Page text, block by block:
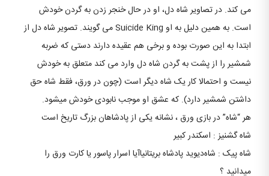
می کند. در تصاویر شاه دل، او در حال خنجر زدن به گردن خودش
است. به همین دلیل به او Suicide King می گویند. تصویر شاه دل از
ابتدا به این صورت بوده و برخی هم عقیده دارند دستی که ضربه
شمشیر را از پشت به گردن شاه دل وارد می کند متعلق به خودش
نیست و احتمالا کار یک شاه دیگر است (چون در ورق، فقط شاه حق
داشتن شمشیر دارد). که عشق او موجب نابودی خودش میشود.
هر “شاه” در بازی ورق ، نشانه یکی از پادشاهان بزرگ تاریخ است
شاه گشنیز : اسکندر کبیر
شاه پیک : شاه‌دیوید پادشاه بریتانیاآیا اسرار پاسور یا کارت ورق را
میدانید ؟